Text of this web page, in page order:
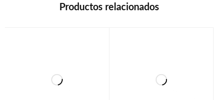
Productos relacionados